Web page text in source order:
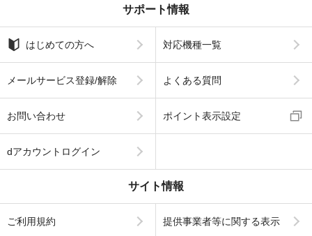
サポート情報
はじめての方へ 対応機種一覧
メールサービス登録/解除 よくある質問
お問い合わせ ポイント表示設定
dアカウントログイン
サイト情報
ご利用規約 提供事業者等に関する表示